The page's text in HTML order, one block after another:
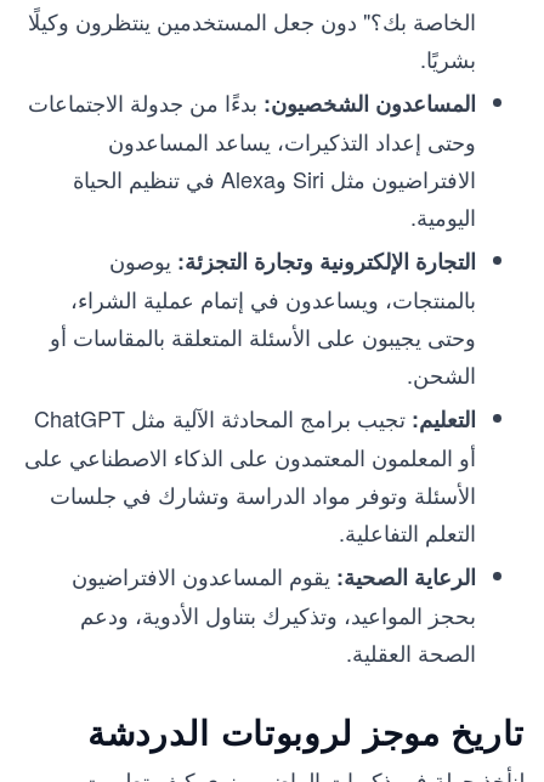
الخاصة بك؟" دون جعل المستخدمين ينتظرون وكيلًا
بشريًا.
المساعدون الشخصيون: بدءًا من جدولة الاجتماعات
وحتى إعداد التذكيرات، يساعد المساعدون
الافتراضيون مثل Siri وAlexa في تنظيم الحياة
اليومية.
التجارة الإلكترونية وتجارة التجزئة: يوصون
بالمنتجات، ويساعدون في إتمام عملية الشراء،
وحتى يجيبون على الأسئلة المتعلقة بالمقاسات أو
الشحن.
التعليم:
تجيب برامج المحادثة الآلية مثل ChatGPT
أو المعلمون المعتمدون على الذكاء الاصطناعي على
الأسئلة وتوفر مواد الدراسة وتشارك في جلسات
التعلم التفاعلية.
الرعاية الصحية: يقوم المساعدون الافتراضيون
بحجز المواعيد، وتذكيرك بتناول الأدوية، ودعم
الصحة العقلية.
تاريخ موجز لروبوتات الدردشة